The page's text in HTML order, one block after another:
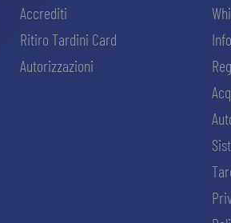
Accrediti
Ritiro Tardini Card
Autorizzazioni